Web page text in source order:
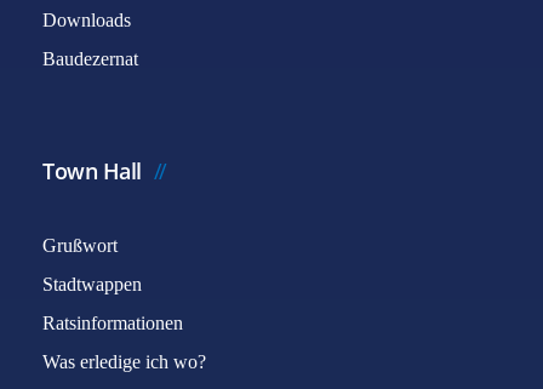
Downloads
Baudezernat
Town Hall
Grußwort
Stadtwappen
Ratsinformationen
Was erledige ich wo?